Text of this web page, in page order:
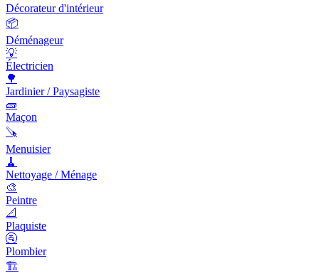
Décorateur d'intérieur
📦
Déménageur
💡
Électricien
🌳
Jardinier / Paysagiste
🧱
Maçon
🪚
Menuisier
🧹
Nettoyage / Ménage
🎨
Peintre
📐
Plaquiste
🚰
Plombier
🏗️